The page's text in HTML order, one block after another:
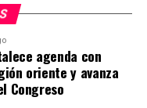
agenda con
oriente y avanza
Congreso